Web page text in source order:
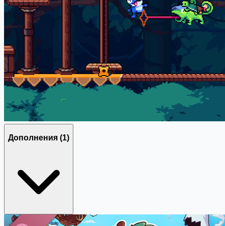
Дополнения (1)